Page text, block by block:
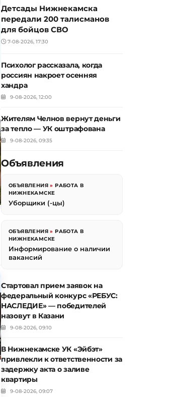
Детсады Нижнекамска
передали 200 талисманов
для бойцов СВО
7-08-2026, 17:30
Психолог рассказала, когда
россиян накроет осенняя
хандра
9-08-2026, 12:00
Жителям Челнов вернут деньги
за тепло — УК оштрафована
9-08-2026, 09:35
Объявления
ОБЪЯВЛЕНИЯ »РАБОТА В
НИЖНЕКАМСКЕ
Уборщики (-цы)
ОБЪЯВЛЕНИЯ »РАБОТА В
НИЖНЕКАМСКЕ
Информирование о наличии
вакансий
Стартовал прием заявок на
федеральный конкурс «РЕБУС:
НАСЛЕДИЕ» — победителей
назовут в Казани
9-08-2026, 09:10
В Нижнекамске УК «Эйбэт»
привлекли к ответственности за
задержку акта о заливе
квартиры
9-08-2026, 09:07